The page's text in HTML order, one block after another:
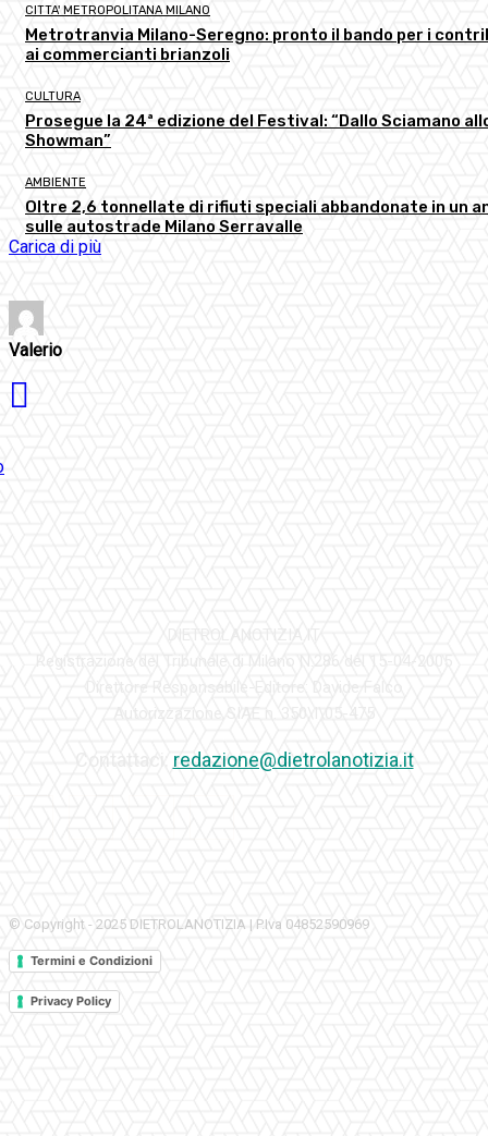
CITTA' METROPOLITANA MILANO
Metrotranvia Milano-Seregno: pronto il bando per i
ai commercianti brianzoli
CULTURA
Prosegue la 24ª edizione del Festival: “Dallo Sciamano
Showman”
AMBIENTE
Oltre 2,6 tonnellate di rifiuti speciali abbandonate in un
sulle autostrade Milano Serravalle
Carica di più
Valerio
redazione@dietrolanotizia.it
© Copyright - 2025 DIETROLANOTIZIA | P.Iva 04852590969
Termini e Condizioni
Privacy Policy